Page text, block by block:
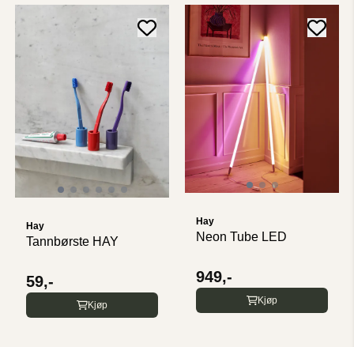
Hay
Tannbørste HAY
59,-
Kjøp
Hay
Neon Tube LED
949,-
Kjøp